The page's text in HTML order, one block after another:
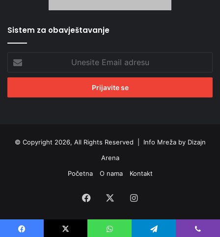
Sistem za obavještavanje
Email
adresu
© Copyright 2026, All Rights Reserved | Info Mreža by Dizajn
Arena
Početna
O nama Kontakt
Facebook Instagram